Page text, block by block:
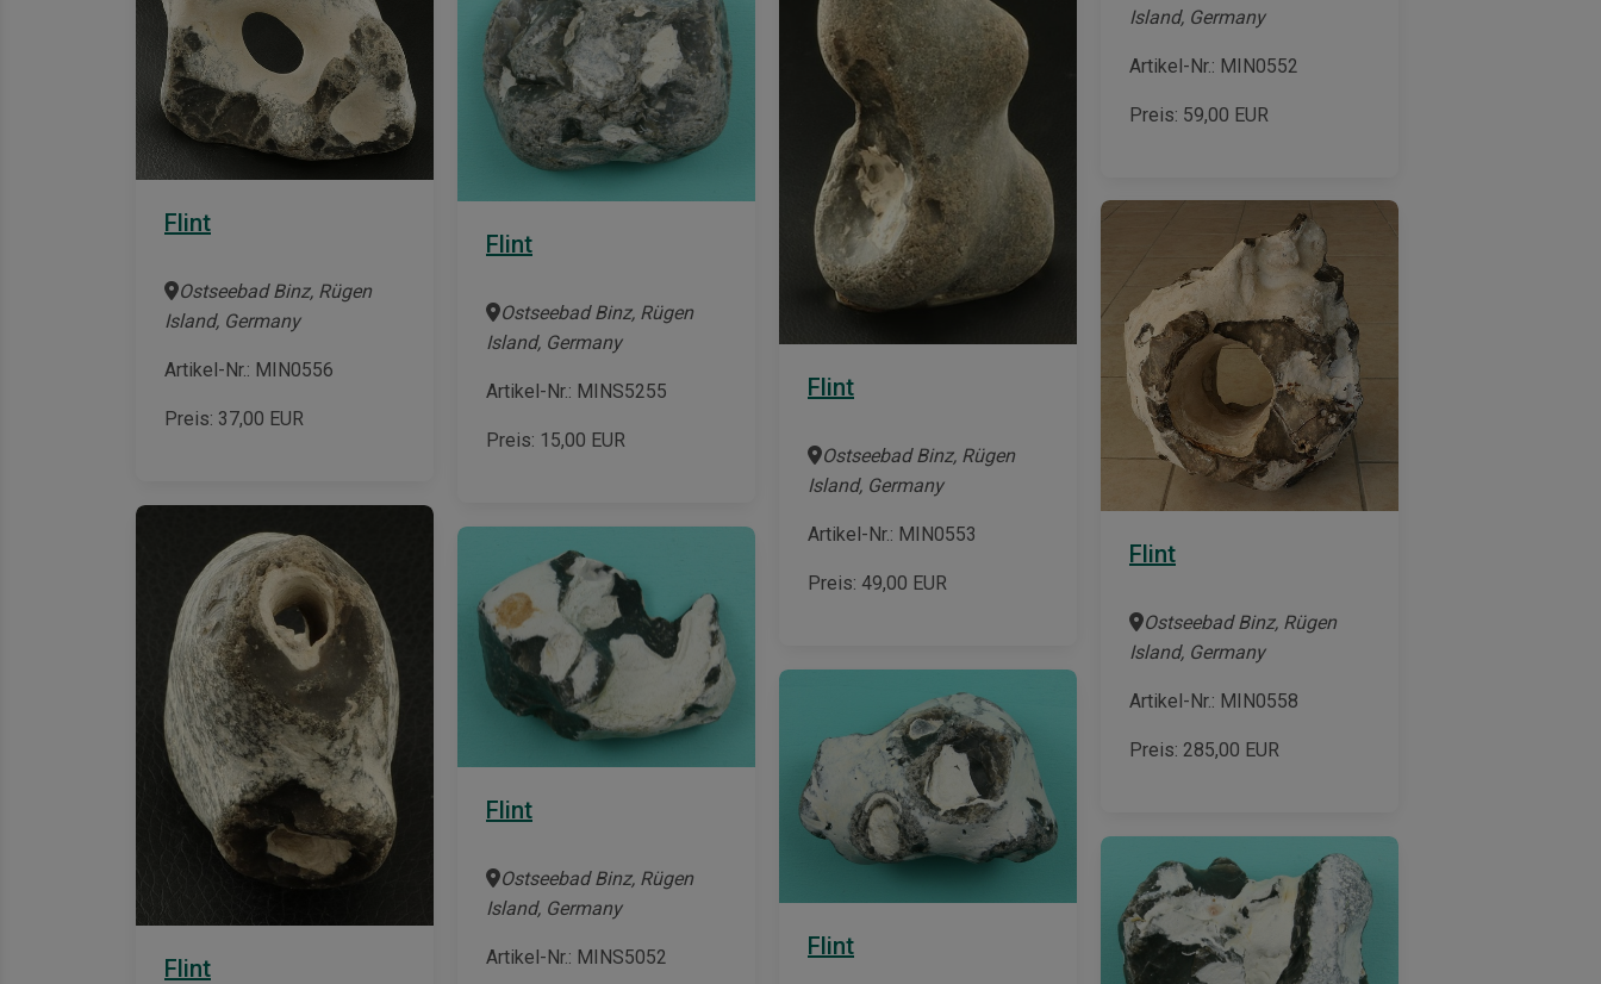
Island, Germany
Artikel-Nr.: MIN0552
Preis: 59,00 EUR
Flint
Ostseebad Binz, Rügen
Island, Germany
Artikel-Nr.: MIN0556
Preis: 37,00 EUR
Flint
Ostseebad Binz, Rügen
Island, Germany
Artikel-Nr.: MINS5255
Preis: 15,00 EUR
Flint
Ostseebad Binz, Rügen
Island, Germany
Artikel-Nr.: MIN0553
Preis: 49,00 EUR
Flint
Ostseebad Binz, Rügen
Island, Germany
Artikel-Nr.: MIN0558
Preis: 285,00 EUR
Flint
Flint
Ostseebad Binz, Rügen
Island, Germany
Artikel-Nr.: MINS5052 Flint